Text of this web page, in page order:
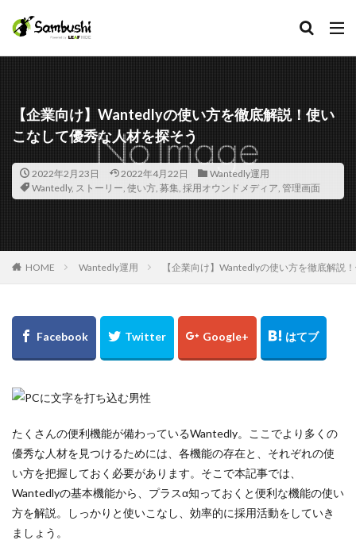
【企業向け】Wantedlyの使い方を徹底解説！使い
こなして優秀な人材を探そう
2022年2月23日 2022年4月22日
Wantedly運用
Wantedly, ストーリー, 使い方, 募集, 採用オウンドメディア, 管理画面
HOME Wantedly運用 【企業向け】Wantedlyの使い方を徹底解説
たくさんの便利機能が備わっているWantedly。ここでより多くの
優秀な人材を見つけるためには、各機能の存在と、それぞれの使
い方を把握しておく必要があります。そこで本記事では、
Wantedlyの基本機能から、プラスα知っておくと便利な機能の使い
方を解説。しっかりと使いこなし、効率的に採用活動をしていき
ましょう。
カテゴリー
タグ
Facebook
在宅手当
採用代行
採用プロセス
採用オウンドメディア
採用
外注
募集
採用活動
候補者
個人アカウント
例